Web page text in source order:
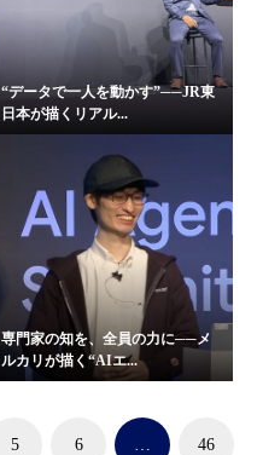
“データで一人を動かす”──JR東
日本が描くリアル...
専門家の知を、全員の力に──メ
ルカリが描く“AIエ...
5 6 … 46